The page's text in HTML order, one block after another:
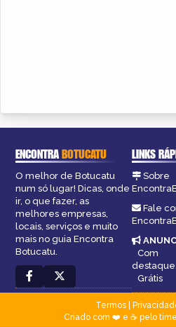
ENCONTRABOTUCATU
O melhor de Botucatu
num só lugar! Dicas, onde
ir, o que fazer, as
melhores empresas,
locais, serviços e muito
mais no guia Encontra
Botucatu.
LINKS
Sobre
Fale
Com
destaque
Grátis
Termos|
Criado com ❤️ e ☕ pelo